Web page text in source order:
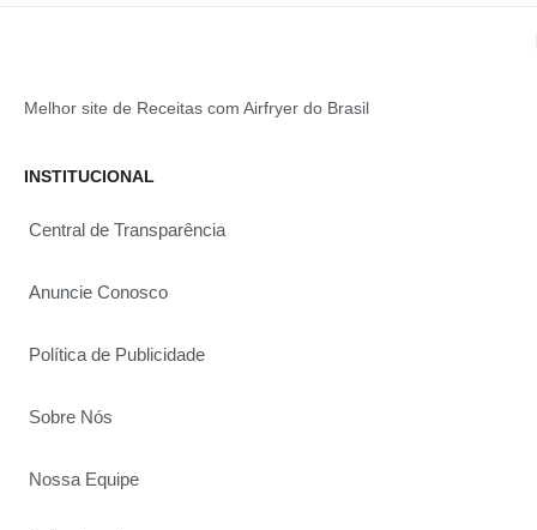
Melhor site de Receitas com Airfryer do Brasil
INSTITUCIONAL
Central de Transparência
Anuncie Conosco
Política de Publicidade
Sobre Nós
Nossa Equipe